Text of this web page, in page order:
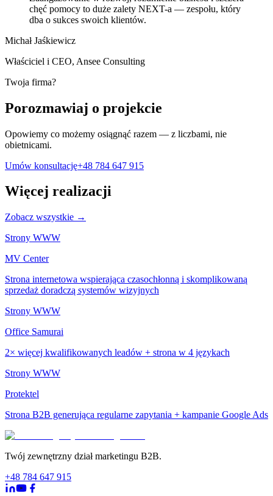
chęć pomocy to duże zalety NEXT-a — zespołu, który
dba o sukces swoich klientów.
Michał Jaśkiewicz
Właściciel i CEO, Ansee Consulting
Twoja firma?
Porozmawiaj o projekcie
Opowiemy co możemy osiągnąć razem — z liczbami, nie
obietnicami.
Umów konsultację+48 784 647 915
Więcej realizacji
Zobacz wszystkie →
Strony WWW
MV Center
Strona internetowa wspierająca czasochłonną i skomplikowaną
sprzedaż doradczą systemów wizyjnych
Strony WWW
Office Samurai
2× więcej kwalifikowanych leadów + strona w 4 językach
Strony WWW
Protektel
Strona B2B generująca regularne zapytania + kampanie Google Ads
Twój zewnętrzny dział marketingu B2B.
+48 784 647 915